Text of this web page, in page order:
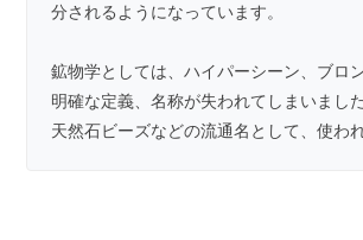
分されるようになっています。
鉱物学としては、ハイパーシーン、ブロ
明確な定義、名称が失われてしまいまし
天然石ビーズなどの流通名として、使わ